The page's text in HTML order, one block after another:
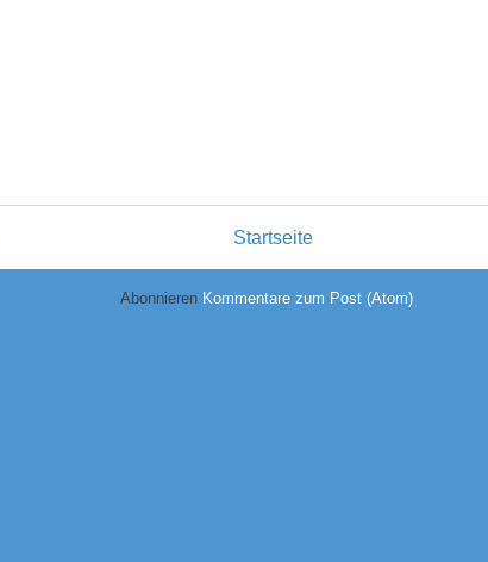
Startseite
Abonnieren Kommentare zum Post (Atom)